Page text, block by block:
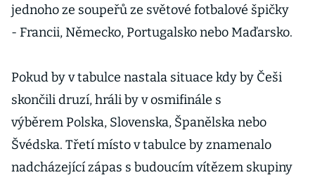
jednoho ze soupeřů ze světové fotbalové špičky
- Francii, Německo, Portugalsko nebo Maďarsko.
Pokud by v tabulce nastala situace kdy by Češi
skončili druzí, hráli by v osmifinále s
výběrem Polska, Slovenska, Španělska nebo
Švédska. Třetí místo v tabulce by znamenalo
nadcházející zápas s budoucím vítězem skupiny